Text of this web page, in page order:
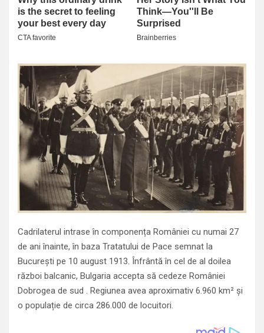
Cadrilaterul intrase în componența României cu numai 27
de ani înainte, în baza Tratatului de Pace semnat la
București pe 10 august 1913. Înfrântă în cel de al doilea
război balcanic, Bulgaria accepta să cedeze României
Dobrogea de sud . Regiunea avea aproximativ 6.960 km² și
o populație de circa 286.000 de locuitori.